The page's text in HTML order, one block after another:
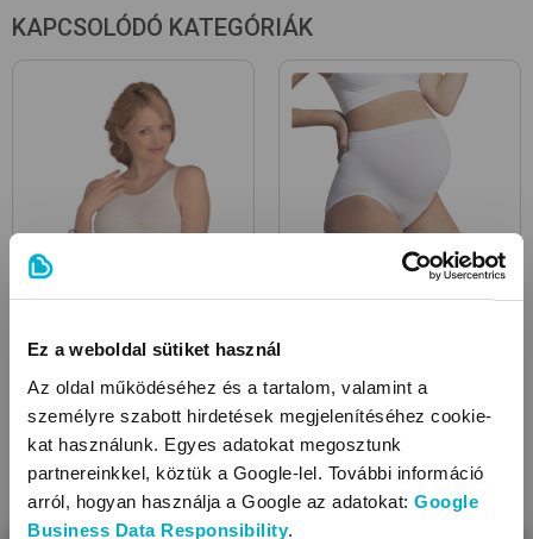
Ez a weboldal sütiket használ
Az oldal működéséhez és a tartalom, valamint a
személyre szabott hirdetések megjelenítéséhez cookie-
kat használunk. Egyes adatokat megosztunk
partnereinkkel, köztük a Google-lel. További információ
arról, hogyan használja a Google az adatokat: Google
Business Data Responsibility.
KAPCSOLÓDÓ KATEGÓRIÁK